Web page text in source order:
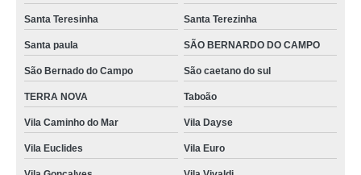
Santa Teresinha Santa Terezinha
Santa paula SÃO BERNARDO DO CAMPO
São Bernado do Campo São caetano do sul
TERRA NOVA Taboão
Vila Caminho do Mar Vila Dayse
Vila Euclides Vila Euro